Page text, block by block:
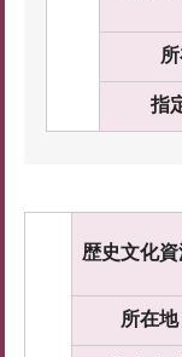
指
歴史文化資
所在地